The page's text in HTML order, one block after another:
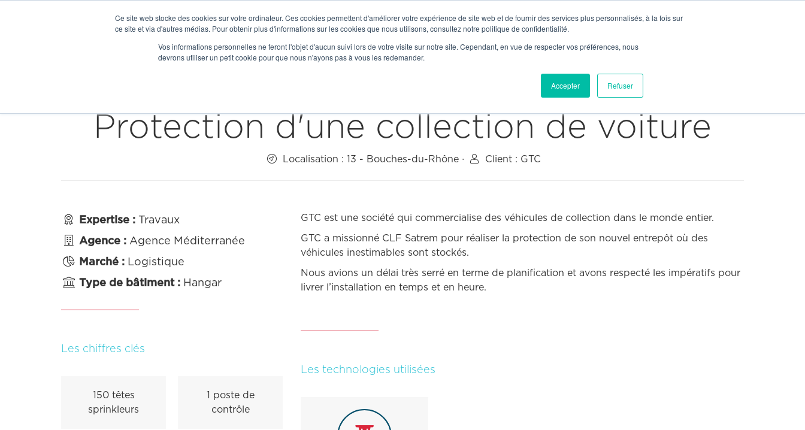
Ce site web stocke des cookies sur votre ordinateur. Ces cookies permettent d'améliorer votre expérience de site web et de fournir des services plus personnalisés, à la fois sur
ce site et via d'autres médias. Pour obtenir plus d'informations sur les cookies que nous utilisons, consultez notre politique de confidentialité.
Vos informations personnelles ne feront l'objet d'aucun suivi lors de votre visite sur notre site. Cependant, en vue de respecter vos préférences, nous
devrons utiliser un petit cookie pour que nous n'ayons pas à vous les redemander.
Accepter Refuser
Get to Know Us Join Us Contact News  Contact
Our Expertise
Protection d'une collection de voiture
 Localisation : 13 - Bouches-du-Rhône∙  Client : GTC
 Expertise : Travaux

Agence : Agence Méditerranée

Marché : Logistique
 Type de bâtiment : Hangar
Les chiffres clés
150 têtes
sprinkleurs
1 poste de
contrôle
GTC est une société qui commercialise des véhicules de collection dans le monde entier.
GTC a missionné CLF Satrem pour réaliser la protection de son nouvel entrepôt où des
véhicules inestimables sont stockés.
Nous avions un délai très serré en terme de planification et avons respecté les impératifs pour
livrer l’installation en temps et en heure.
Les technologies utilisées